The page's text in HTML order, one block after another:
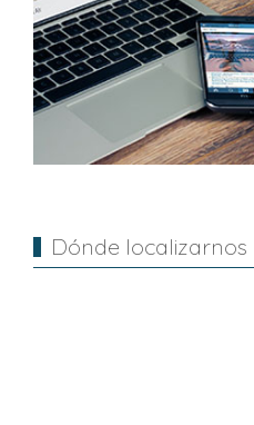
Dónde localizarnos